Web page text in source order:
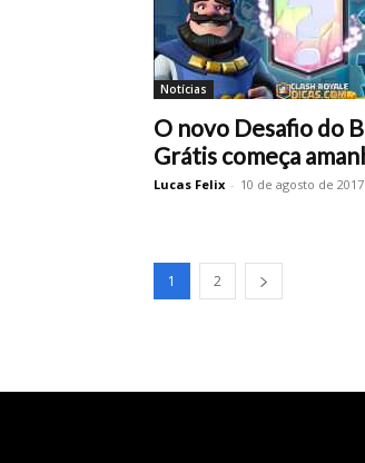
Notícias
O novo Desafio do
Grátis começa
Lucas Felix - 10 de agosto de 2017
1 2